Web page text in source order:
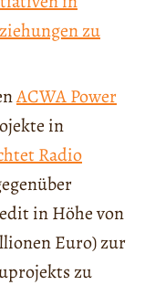
zu
ACWA Power
in
Radio
in Höhe von
Euro) zur
zu